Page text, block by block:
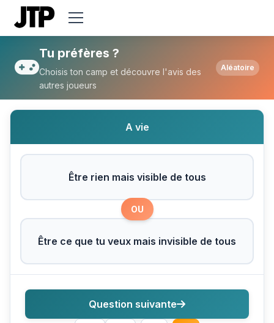
Tu préfères Être rien mais visible de
Tu préfères ?
Choisis ton camp et découvre l'avis des
autres joueurs
Aléatoire
A vie
Être rien mais visible de tous
OU
Être ce que tu veux mais invisible de tous
Question suivante